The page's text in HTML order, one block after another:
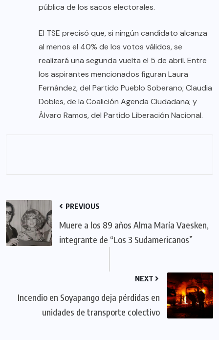
pública de los sacos electorales.
El TSE precisó que, si ningún candidato alcanza
al menos el 40% de los votos válidos, se
realizará una segunda vuelta el 5 de abril. Entre
los aspirantes mencionados figuran Laura
Fernández, del Partido Pueblo Soberano; Claudia
Dobles, de la Coalición Agenda Ciudadana; y
Álvaro Ramos, del Partido Liberación Nacional.
PREVIOUS
Muere a los 89 años Alma María Vaesken,
integrante de “Los 3 Sudamericanos”
NEXT
Incendio en Soyapango deja pérdidas en
unidades de transporte colectivo